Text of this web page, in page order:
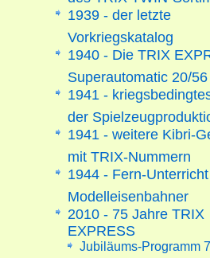
1939 - der letzte
Vorkriegskatalog
1940 - Die TRIX
Superautomatic 20/56
1941 -
der
1941 - weitere Kibri-
mit TRIX-Nummern
1944 - Fern-
Modelleisenbahner
2010 - 75 Jahre TRIX
EXPRESS
Jubiläums-Programm